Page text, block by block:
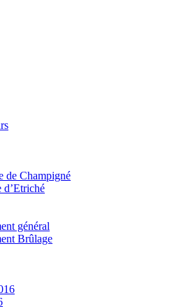
de Champigné
d’Etriché
général
Brûlage